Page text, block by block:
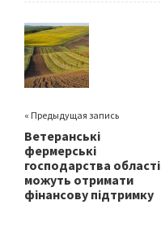
o
o
k
er
« Предыдущая запись
Ветеранські
фермерські
господарства області
можуть отримати
фінансову підтримку